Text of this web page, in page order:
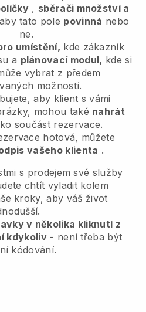
, sběrači množství a
tato pole povinná nebo
ne.
umístění, kde zákazník
a plánovací modul, kde si
vybrat z předem
možností.
aby klient s vámi
mohou také nahrát
součást rezervace.
hotová, můžete
vašeho klienta .
s prodejem své služby
chtít vyladit kolem
kroky, aby váš život
v několika kliknutí z
kdykoliv- není třeba být
kódování.